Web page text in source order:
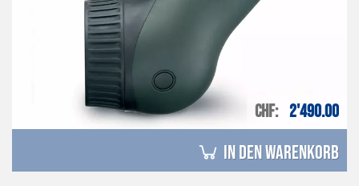
CHF 2'490.00
in den Warenkorb